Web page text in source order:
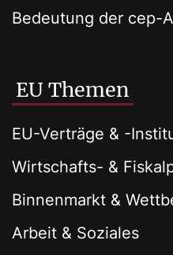
Bedeutung der cep-
EU Themen
EU-Verträge & -
Wirtschafts- &
Binnenmarkt &
Arbeit & Soziales